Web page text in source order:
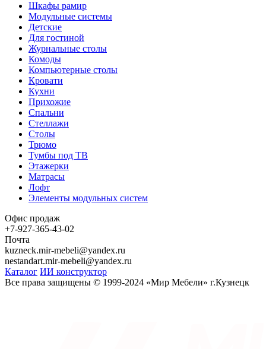
Шкафы рамир
Модульные системы
Детские
Для гостиной
Журнальные столы
Комоды
Компьютерные столы
Кровати
Кухни
Прихожие
Спальни
Стеллажи
Столы
Трюмо
Тумбы под ТВ
Этажерки
Матрасы
Лофт
Элементы модульных систем
Офис продаж
+7-927-365-43-02
Почта
kuzneck.mir-mebeli@yandex.ru
nestandart.mir-mebeli@yandex.ru
Каталог ИИ конструктор
Все права защищены © 1999-2024 «Мир Мебели» г.Кузнецк